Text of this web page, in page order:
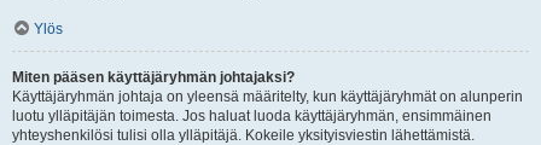
Ylös
Miten pääsen käyttäjäryhmän johtajaksi?
Käyttäjäryhmän johtaja on yleensä määritelty, kun käyttäjäryhmät on alunperin
luotu ylläpitäjän toimesta. Jos haluat luoda käyttäjäryhmän, ensimmäinen
yhteyshenkilösi tulisi olla ylläpitäjä. Kokeile yksityisviestin lähettämistä.